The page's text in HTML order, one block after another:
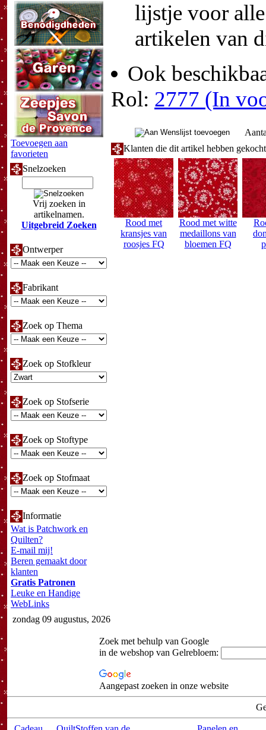
Toevoegen aan
favorieten
Snelzoeken
Vrij zoeken in
artikelnamen.
Uitgebreid Zoeken
Ontwerper
Fabrikant
Zoek op Thema
Zoek op Stofkleur
Zoek op Stofserie
Zoek op Stoftype
Zoek op Stofmaat
Informatie
Wat is Patchwork en
Quilten?
E-mail mij!
Beren gemaakt door
klanten
Gratis Patronen
Leuke en Handige
WebLinks
lijstje voor
artikelen van
Ook
Rol: 2777 (In
Klanten die dit artikel hebben
Rood met
kransjes van
roosjes FQ
Rood met witte
medaillons van
bloemen FQ
zondag 09 augustus, 2026
Zoek met behulp van Google
in de webshop van Gelrebloem:
Aangepast zoeken in onze website